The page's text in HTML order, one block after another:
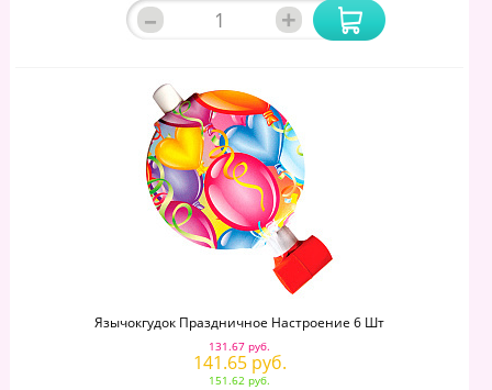
– +
Язычокгудок Праздничное Настроение 6 Шт
131.67 руб.
141.65 руб.
151.62 руб.